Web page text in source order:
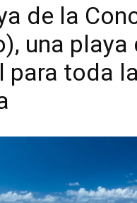
de la
una playa
para toda la